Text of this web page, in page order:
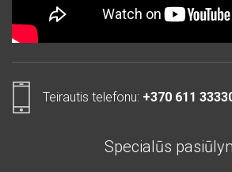
Teirautis telefonu: +370 611
Specialūs